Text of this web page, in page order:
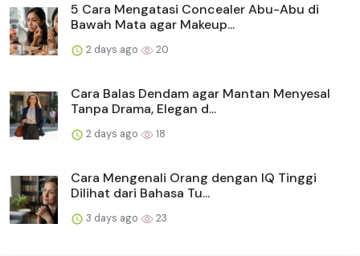
5 Cara Mengatasi Concealer Abu-Abu di
Bawah Mata agar Makeup...
2 days ago 20
Cara Balas Dendam agar Mantan Menyesal
Tanpa Drama, Elegan d...
2 days ago 18
Cara Mengenali Orang dengan IQ Tinggi
Dilihat dari Bahasa Tu...
3 days ago 23